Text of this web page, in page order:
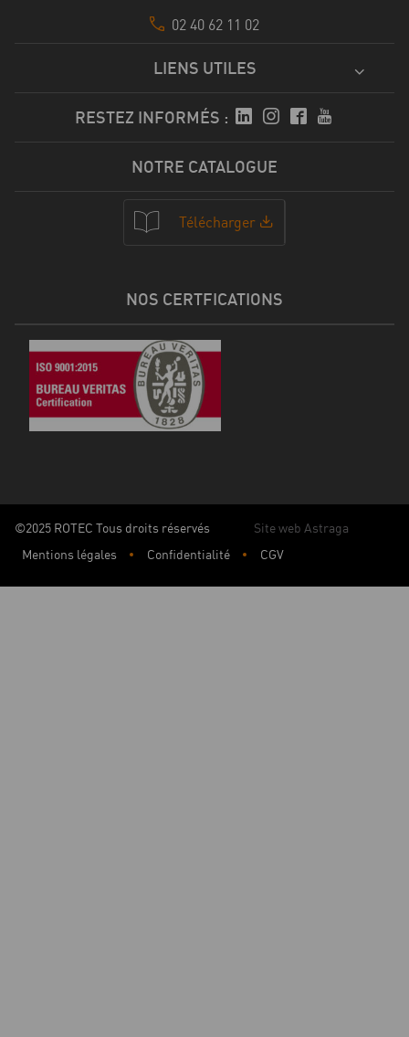
02 40 62 11 02
LIENS UTILES
RESTEZ INFORMÉS :
NOTRE CATALOGUE
Télécharger
NOS CERTFICATIONS
©2025 ROTEC Tous droits réservés
Site web Astraga
Mentions légales
Confidentialité CGV